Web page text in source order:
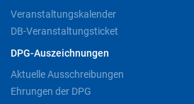
Veranstaltungskalender
DB-Veranstaltungsticket
DPG-Auszeichnungen
Aktuelle Ausschreibungen
Ehrungen der DPG